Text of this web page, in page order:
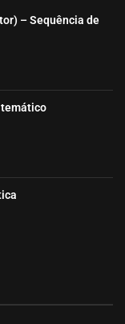
– Sequência de
temático